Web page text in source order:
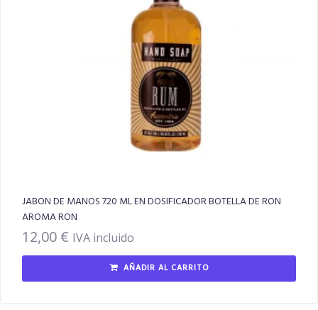
JABON DE MANOS 720 ML EN DOSIFICADOR BOTELLA DE RON
AROMA RON
12,00 € IVA incluido
AÑADIR AL CARRITO